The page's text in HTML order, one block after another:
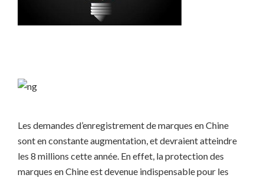
Les demandes d’enregistrement de marques en Chine
sont en constante augmentation, et devraient atteindre
les 8 millions cette année. En effet, la protection des
marques en Chine est devenue indispensable pour les